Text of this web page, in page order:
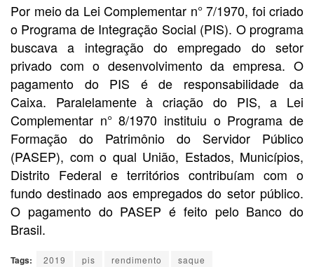
Por meio da Lei Complementar n° 7/1970, foi criado
o Programa de Integração Social (PIS). O programa
buscava a integração do empregado do setor
privado com o desenvolvimento da empresa. O
pagamento do PIS é de responsabilidade da
Caixa. Paralelamente à criação do PIS, a Lei
Complementar n° 8/1970 instituiu o Programa de
Formação do Patrimônio do Servidor Público
(PASEP), com o qual União, Estados, Municípios,
Distrito Federal e territórios contribuíam com o
fundo destinado aos empregados do setor público.
O pagamento do PASEP é feito pelo Banco do
Brasil.
Tags: 2019 pis rendimento
saque